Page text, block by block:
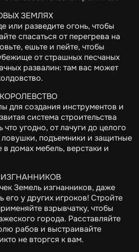
ЗЕМЛЯХ
или разведите огонь, чтобы
спасаться от перегрева на
ешьте и пейте, чтобы
от страшных песчаных
развалин: там вас может
для создания инструментов и
система строительства
угодно, от лачуги до целого
подъемники и защитные
в домах мебель, верстаки и
Земель изгнанников, даже
его у других игроков! Стройте
взрывчатку, чтобы
города. Расставляйте
рабов и выстраивайте
не вторгся к вам.